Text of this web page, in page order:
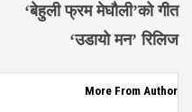
‘बेहुली फ्रम मेघौली’को गीत
‘उडायो मन’ रिलिज
More From Author